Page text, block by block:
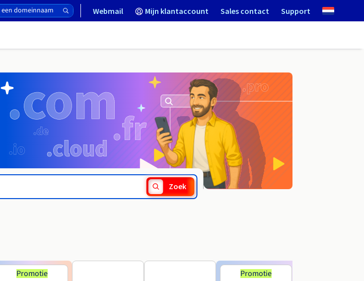
Webmail Mijn klantaccount Sales contact Support
Zoek
Promotie
Promotie